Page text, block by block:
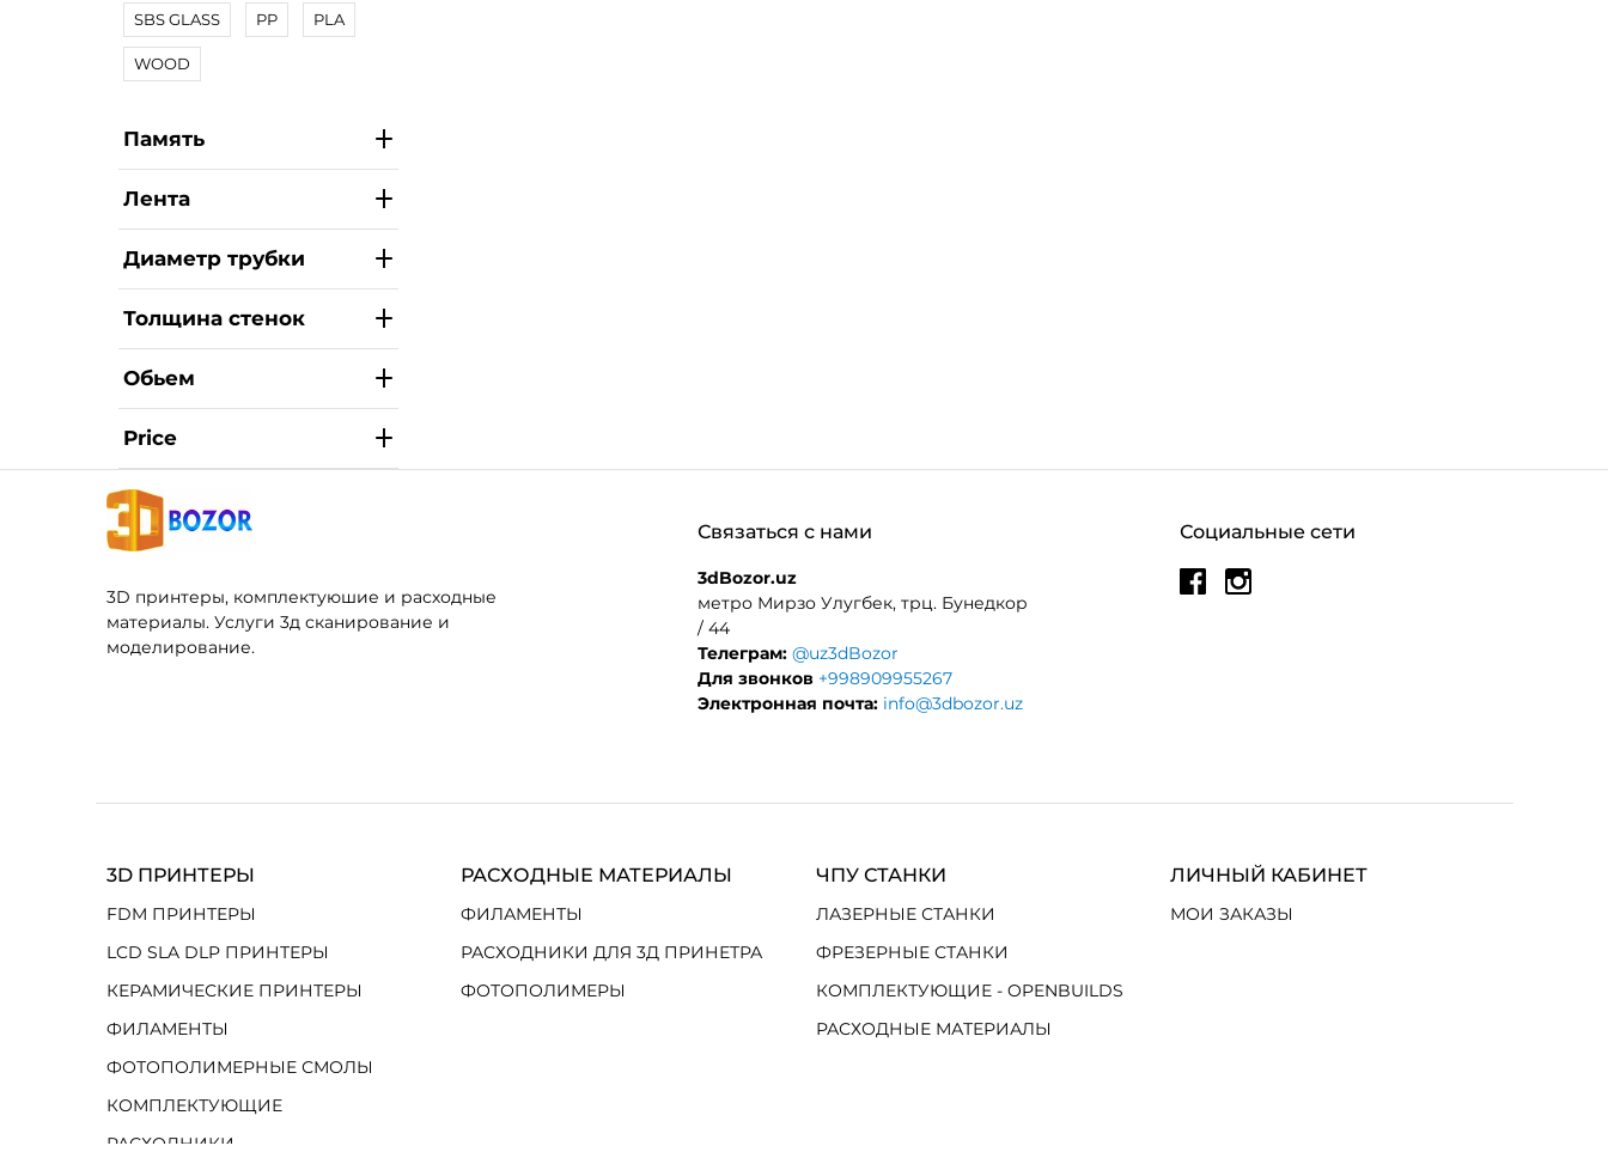
SBS GLASS PP PLA
WOOD
Память
Лента
Диаметр трубки
Толщина стенок
Обьем
Price
3D принтеры, комплектуюшие и расходные
материалы. Услуги 3д сканирование и
моделирование.
Социальные сети
Связаться с нами
3dBozor.uz
метро Мирзо Улугбек, трц. Бунедкор
/ 44
Телеграм: @uz3dBozor
Для звонков +998909955267
Электронная почта: info@3dbozor.uz
3D ПРИНТЕРЫ
FDM ПРИНТЕРЫ
LCD SLA DLP ПРИНТЕРЫ
КЕРАМИЧЕСКИЕ ПРИНТЕРЫ
ФИЛАМЕНТЫ
ФОТОПОЛИМЕРНЫЕ СМОЛЫ
КОМПЛЕКТУЮЩИЕ
РАСХОДНИКИ
РАСХОДНЫЕ МАТЕРИАЛЫ
ФИЛАМЕНТЫ
РАСХОДНИКИ ДЛЯ 3Д ПРИНЕТРА
ФОТОПОЛИМЕРЫ
ЧПУ СТАНКИ
ЛАЗЕРНЫЕ СТАНКИ
ФРЕЗЕРНЫЕ СТАНКИ
КОМПЛЕКТУЮЩИЕ - OPENBUILDS
РАСХОДНЫЕ МАТЕРИАЛЫ
ЛИЧНЫЙ КАБИНЕТ
МОИ ЗАКАЗЫ